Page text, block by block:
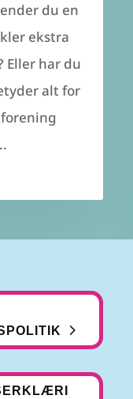
du en
ekstra
Eller har du
alt for